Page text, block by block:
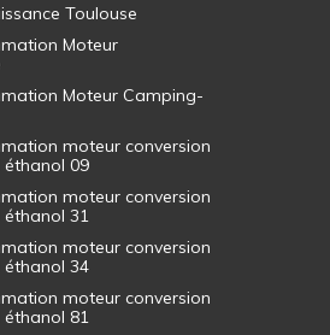
Toulouse
Moteur
Moteur Camping-
moteur conversion
éthanol 09
moteur conversion
éthanol 31
moteur conversion
éthanol 34
moteur conversion
éthanol 81